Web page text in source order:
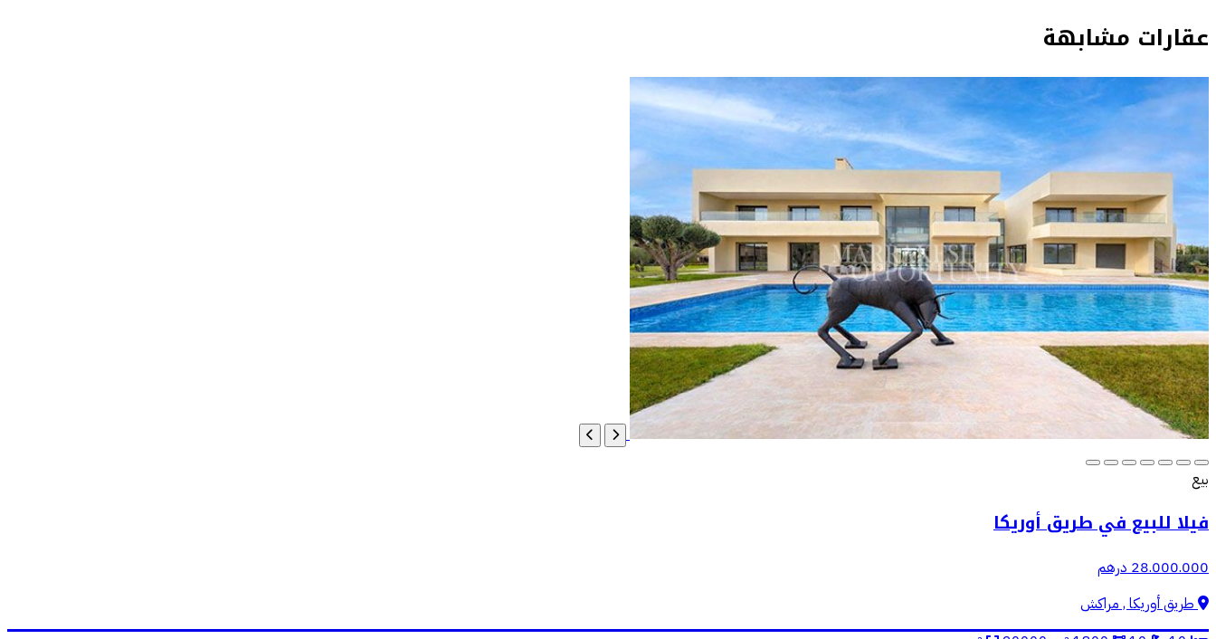
عقارات مشابهة
بيع
فيلا للبيع في طريق أوريكا
28.000.000 درهم
طريق أوريكا , مراكش